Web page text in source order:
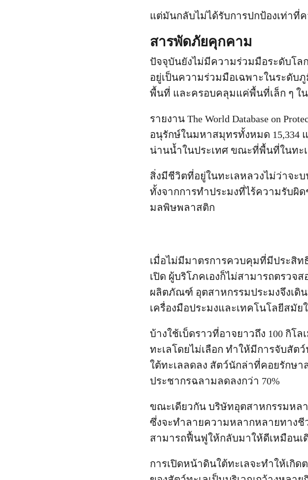
แต่มันกลับไม่ได้รับการปกป้องเท่าที่
สารพัดภัยคุกคาม
ปัจจุบันยังไม่มีความร่วมมือระดับโล
อยู่เป็นความร่วมมือเฉพาะในระดับ
พื้นที่ และครอบคลุมแค่พื้นที่เล็ก ๆ ใ
รายงาน The World Database on
อนุรักษ์ในมหาสมุทรทั้งหมด 15,334
น่านน้ำในประเทศ ขณะที่พื้นที่ในทะเ
สิ่งมีชีวิตที่อยู่ในทะเลหลวงไม่ว่าจะ
ทั้งจากการทำประมงที่ไร้ความรับผิ
มลพิษพลาสติก
เมื่อไม่มีมาตรการควบคุมที่มีประสิท
เปิด ผู้บริโภคเองก็ไม่สามารถตรวจ
ผลิตภัณฑ์ อุตสาหกรรมประมงจึงเดิ
เครื่องมือประมงและเทคโนโลยีสมัย
บ้างใช้เบ็ดราวที่อาจยาวถึง 100 กิโ
ทะเลโดยไม่เลือก ทำให้มีการจับสัต
ใต้ทะเลลดลง สัตว์นักล่าที่คอยรักษ
ประชากรฉลามลดลงกว่า 70%
ขณะเดียวกัน บริษัทอุตสาหกรรมหล
ซึ่งจะทำลายความหลากหลายทาง
สามารถฟื้นฟูให้กลับมาให้ดีเหมือนเ
การเปิดหน้าดินใต้ทะเลจะทำให้เกิ